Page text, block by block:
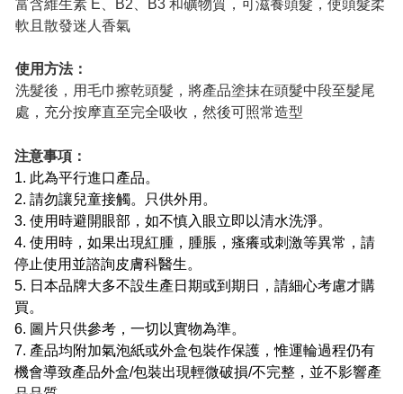
富含維生素 E、B2、B3 和礦物質，可滋養頭髮，使頭髮柔
軟且散發迷人香氣
使用方法：
洗髮後，用毛巾擦乾頭髮，將產品塗抹在頭髮中段至髮尾
處，充分按摩直至完全吸收，然後可照常造型
注意事項：
1. 此為平行進口產品。
2. 請勿讓兒童接觸。只供外用。
3. 使用時避開眼部，如不慎入眼立即以清水洗淨。
4. 使用時，如果出現紅腫，腫脹，瘙癢或刺激等異常，請
停止使用並諮詢皮膚科醫生。
5. 日本品牌大多不設生產日期或到期日，請細心考慮才購
買。
6. 圖片只供參考，一切以實物為準。
7. 產品均附加氣泡紙或外盒包裝作保護，惟運輪過程仍有
機會導致產品外盒/包裝出現輕微破損/不完整，並不影響產